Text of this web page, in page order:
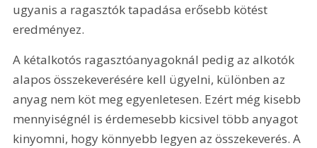
ugyanis a ragasztók tapadása erősebb kötést
eredményez.
A kétalkotós ragasztóanyagoknál pedig az alkotók
alapos összekeverésére kell ügyelni, különben az
anyag nem köt meg egyenletesen. Ezért még kisebb
mennyiségnél is érdemesebb kicsivel több anyagot
kinyomni, hogy könnyebb legyen az összekeverés. A